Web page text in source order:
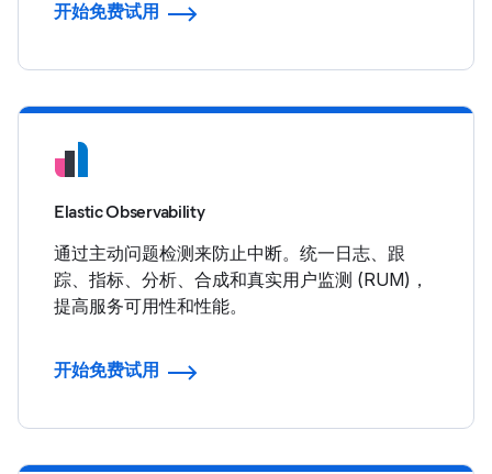
开始免费试用
Elastic Observability
通过主动问题检测来防止中断。统一日志、跟
踪、指标、分析、合成和真实用户监测 (RUM)，
提高服务可用性和性能。
开始免费试用